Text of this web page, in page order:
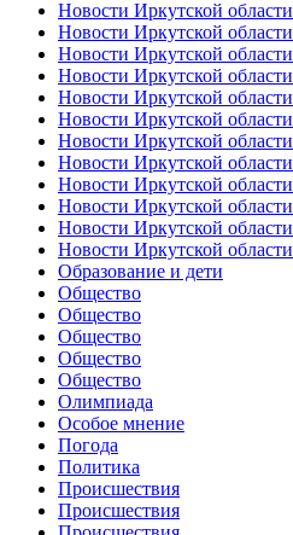
Новости Иркутской области
Новости Иркутской области
Новости Иркутской области
Новости Иркутской области
Новости Иркутской области
Новости Иркутской области
Новости Иркутской области
Новости Иркутской области
Новости Иркутской области
Новости Иркутской области
Новости Иркутской области
Новости Иркутской области
Образование и дети
Общество
Общество
Общество
Общество
Общество
Олимпиада
Особое мнение
Погода
Политика
Происшествия
Происшествия